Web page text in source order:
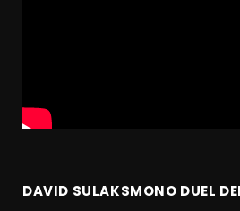
DAVID SULAKSMONO DUEL